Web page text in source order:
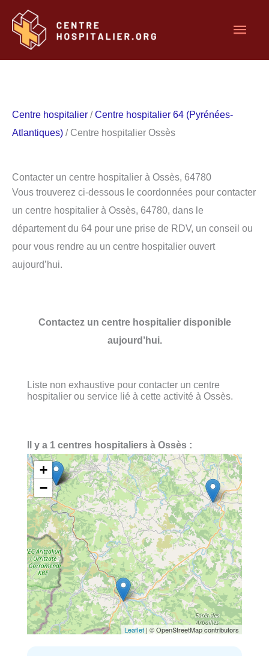
contenu
Centre hospitalier /Centre hospitalier 64 (Pyrénées-
Atlantiques) / Centre hospitalier Ossès
Contacter un centre hospitalier à Ossès, 64780
Vous trouverez ci-dessous le coordonnées pour contacter
un centre hospitalier à Ossès, 64780, dans le
département du 64 pour une prise de RDV, un conseil ou
pour vous rendre au un centre hospitalier ouvert
aujourd’hui.
Contactez un centre hospitalier disponible
aujourd’hui.
Liste non exhaustive pour contacter un centre
hospitalier ou service lié à cette activité à Ossès.
Il y a 1 centres hospitaliers à Ossès :
+
−
Leaflet | © OpenStreetMap contributors